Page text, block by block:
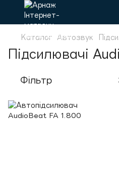
Каталог Автозвук
Підсилювачі
Фільтр